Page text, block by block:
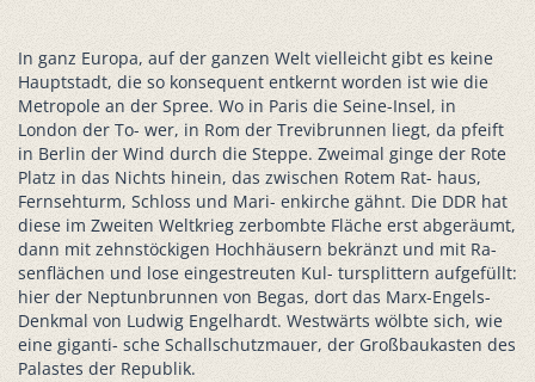
In ganz Europa, auf der ganzen Welt vielleicht gibt es keine
Hauptstadt, die so konsequent entkernt worden ist wie die
Metropole an der Spree. Wo in Paris die Seine-Insel, in
London der To- wer, in Rom der Trevibrunnen liegt, da pfeift
in Berlin der Wind durch die Steppe. Zweimal ginge der Rote
Platz in das Nichts hinein, das zwischen Rotem Rat- haus,
Fernsehturm, Schloss und Mari- enkirche gähnt. Die DDR hat
diese im Zweiten Weltkrieg zerbombte Fläche erst abgeräumt,
dann mit zehnstöckigen Hochhäusern bekränzt und mit Ra-
senflächen und lose eingestreuten Kul- tursplittern aufgefüllt:
hier der Neptunbrunnen von Begas, dort das Marx-Engels-
Denkmal von Ludwig Engelhardt. Westwärts wölbte sich, wie
eine giganti- sche Schallschutzmauer, der Großbaukasten des
Palastes der Republik.